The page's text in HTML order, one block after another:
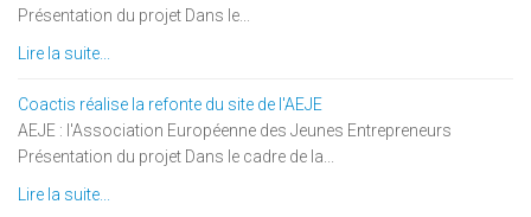
Présentation du projet Dans le...
Lire la suite...
Coactis réalise la refonte du site de l'AEJE
AEJE : l'Association Européenne des Jeunes Entrepreneurs
Présentation du projet Dans le cadre de la...
Lire la suite...